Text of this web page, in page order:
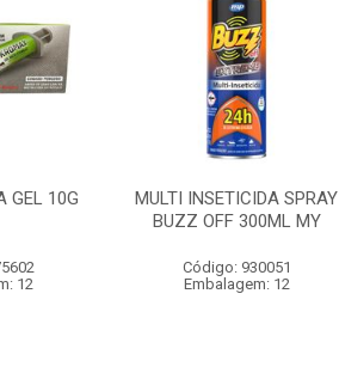
GEL 10G
12
MULTI INSETICIDA SPRAY
BUZZ OFF 300ML MY
Código: 930051
Embalagem: 12